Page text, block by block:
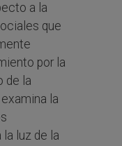
a la
que
por la
de la
la
luz de la